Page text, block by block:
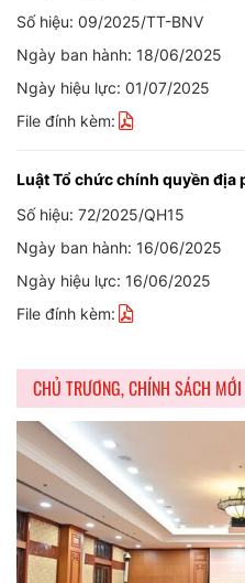
Số hiệu: 09/2025/TT-BNV
Ngày ban hành: 18/06/2025
Ngày hiệu lực: 01/07/2025
File đính kèm:
Luật Tổ chức chính quyền địa
Số hiệu: 72/2025/QH15
Ngày ban hành: 16/06/2025
Ngày hiệu lực: 16/06/2025
File đính kèm:
CHỦ TRƯƠNG, CHÍNH SÁCH MỚI